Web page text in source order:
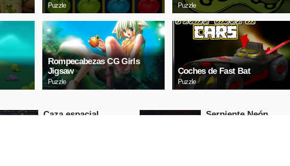
Puzzle Puzzle
Rompecabezas CG Girls
Jigsaw
Puzzle
Coches de Fast Bat
Puzzle
Caza espacial Serpiente Neón